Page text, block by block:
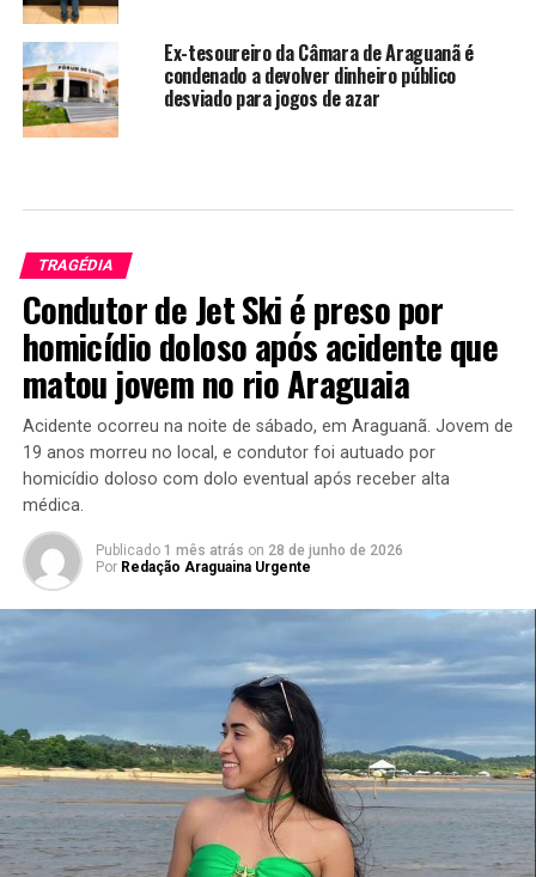
Ex-tesoureiro da Câmara de Araguanã é
condenado a devolver dinheiro público
desviado para jogos de azar
TRAGÉDIA
Condutor de Jet Ski é preso por
homicídio doloso após acidente que
matou jovem no rio Araguaia
Acidente ocorreu na noite de sábado, em Araguanã. Jovem de
19 anos morreu no local, e condutor foi autuado por
homicídio doloso com dolo eventual após receber alta
médica.
Publicado 1 mês atrás on 28 de junho de 2026
Por Redação Araguaina Urgente